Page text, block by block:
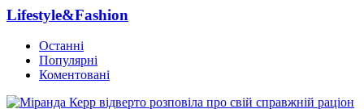
Lifestyle&Fashion
Останні
Популярні
Коментовані